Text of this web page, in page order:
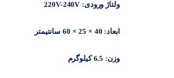
ولتاژ ورودی: 220V-240V
ابعاد: 40 × 25 × 60 سانتیمتر
وزن: 6.5 کیلوگرم